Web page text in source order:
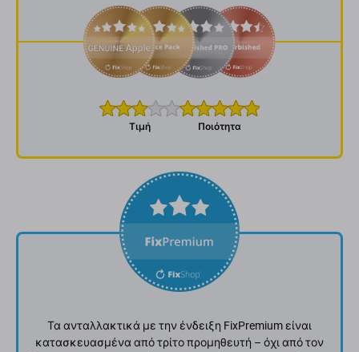
Τιμή Ποιότητα
Τα ανταλλακτικά με την ένδειξη FixPremium είναι
κατασκευασμένα από τρίτο προμηθευτή – όχι από τον